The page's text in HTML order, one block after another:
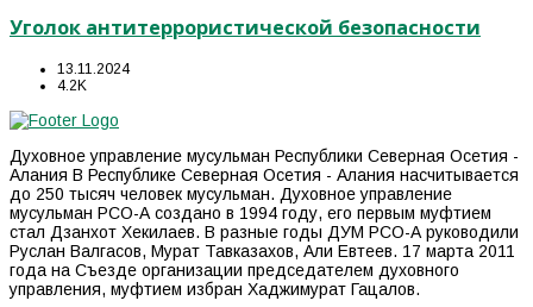
Уголок антитеррористической безопасности
13.11.2024
4.2K
Духовное управление мусульман Республики Северная Осетия -
Алания В Республике Северная Осетия - Алания насчитывается
до 250 тысяч человек мусульман. Духовное управление
мусульман РСО-А создано в 1994 году, его первым муфтием
стал Дзанхот Хекилаев. В разные годы ДУМ РСО-А руководили
Руслан Валгасов, Мурат Тавказахов, Али Евтеев. 17 марта 2011
года на Съезде организации председателем духовного
управления, муфтием избран Хаджимурат Гацалов.